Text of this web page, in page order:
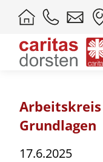
Grundlagen
17.6.2025